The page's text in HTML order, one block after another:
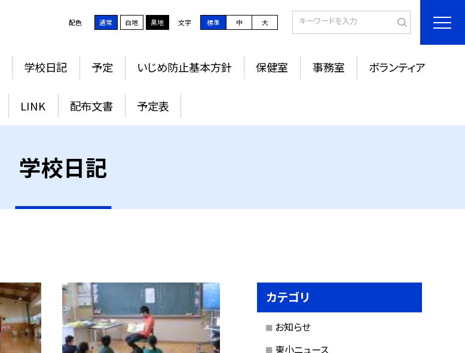
配色 通常 白地 黒地 文字 標準 中 大
学校日記 予定 いじめ防止基本方針 保健室 事務室 ボランティア
LINK 配布文書 予定表
学校日記
カテゴリ
お知らせ
東小ニュース